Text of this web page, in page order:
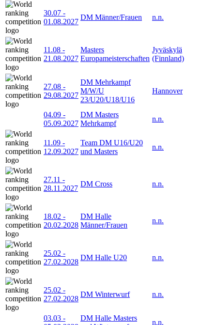
30.07 -
01.08.2027
DM Männer/Frauen n.n.
11.08 -
21.08.2027
Masters
Europameisterschaften
Jyväskylä
(Finnland)
27.08 -
29.08.2027
DM Mehrkampf
M/W/U
23/U20/U18/U16
Hannover
04.09 -
05.09.2027
DM Masters
Mehrkampf
n.n.
11.09 -
12.09.2027
Team DM U16/U20
und Masters
n.n.
27.11 -
28.11.2027
DM Cross n.n.
18.02 -
20.02.2028
DM Halle
Männer/Frauen
n.n.
25.02 -
27.02.2028
DM Halle U20 n.n.
25.02 -
27.02.2028
DM Winterwurf n.n.
03.03 -
DM Halle Masters
n.n.